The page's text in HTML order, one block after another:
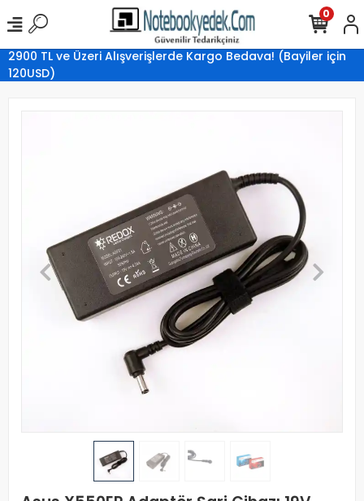
2900 TL ve Üzeri Alışverişlerde Kargo Bedava! (Bayiler için
120USD)
0